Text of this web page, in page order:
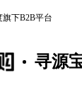
下B2B平台
寻源